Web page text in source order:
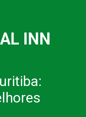
INN